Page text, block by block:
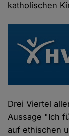
katholischen
Drei Viertel
Aussage "Ich
auf ethischen